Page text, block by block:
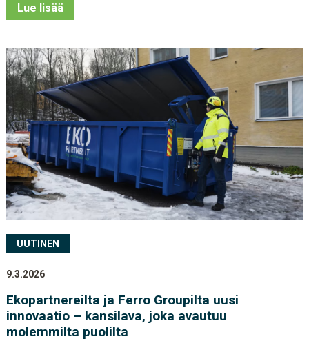
Lue lisää
UUTINEN
9.3.2026
Ekopartnereilta ja Ferro Groupilta uusi
innovaatio – kansilava, joka avautuu
molemmilta puolilta